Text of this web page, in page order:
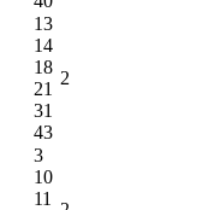
13
14
18
21
31
43
2
3
10
11